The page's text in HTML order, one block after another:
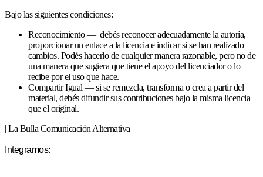
Bajo las siguientes condiciones:
Reconocimiento — debés reconocer adecuadamente la autoría,
proporcionar un enlace a la licencia e indicar si se han realizado
cambios. Podés hacerlo de cualquier manera razonable, pero no de
una manera que sugiera que tiene el apoyo del licenciador o lo
recibe por el uso que hace.
Compartir Igual — si se remezcla, transforma o crea a partir del
material, debés difundir sus contribuciones bajo la misma licencia
que el original.
| La Bulla Comunicación Alternativa
Integramos: